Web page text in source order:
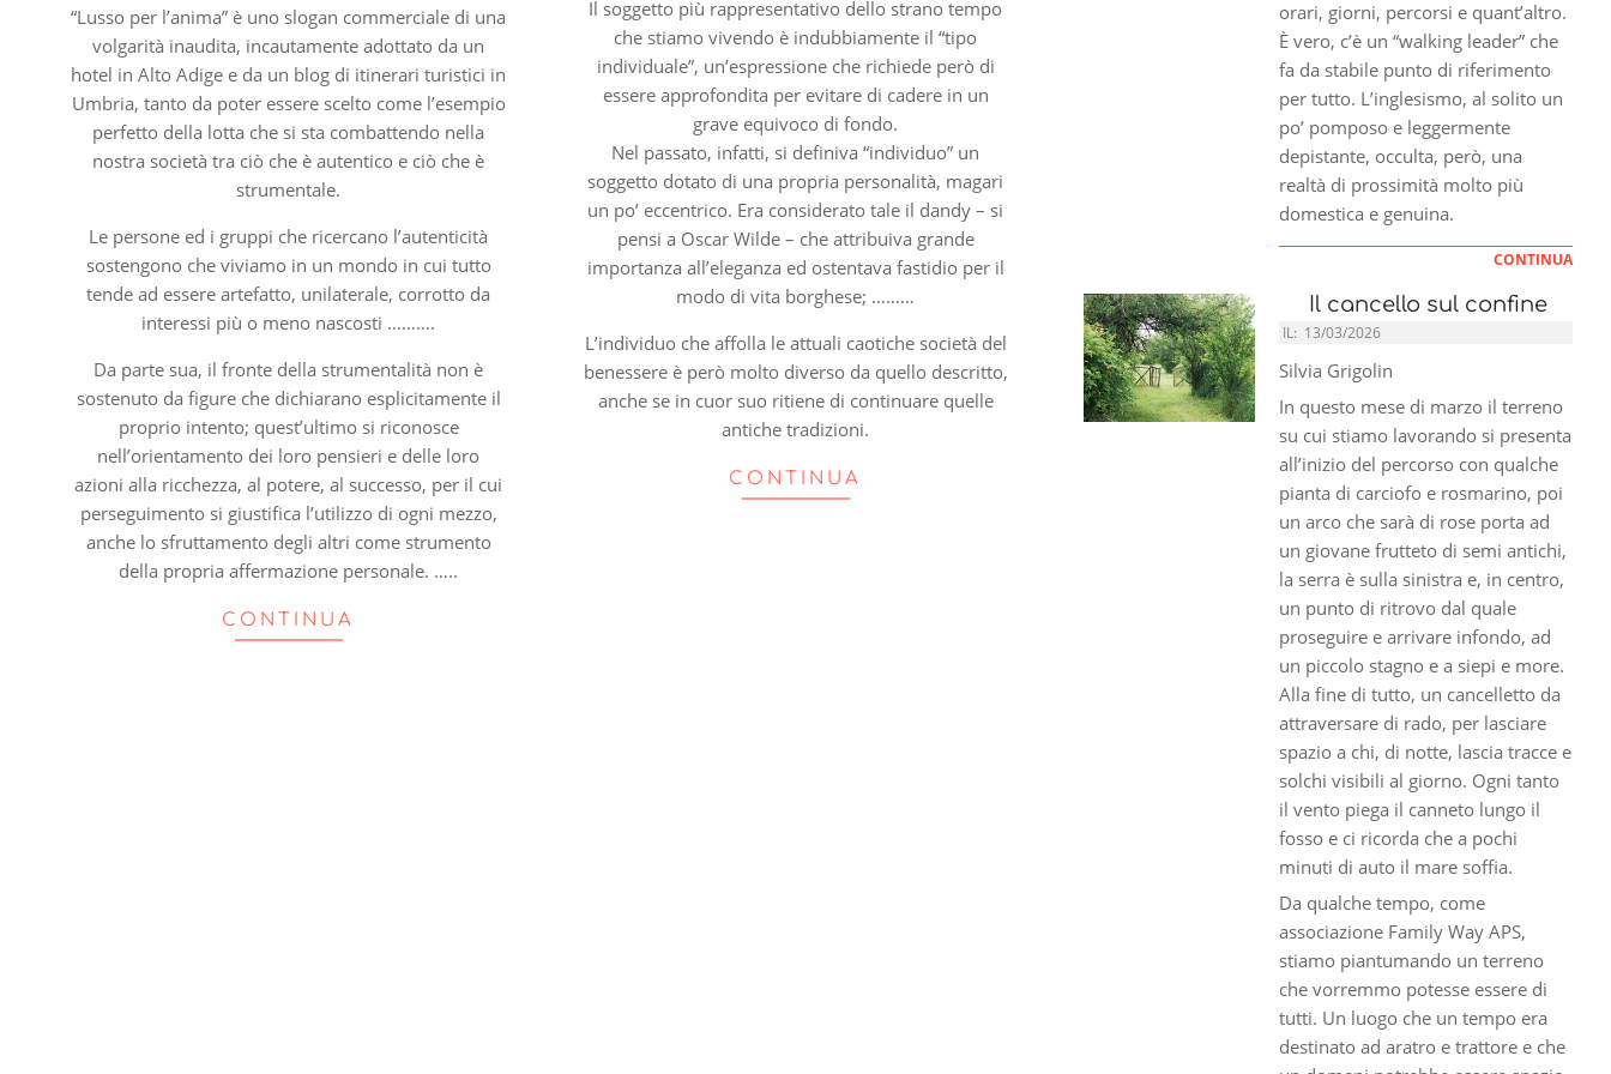
“Lusso per l’anima” è uno slogan commerciale di una
volgarità inaudita, incautamente adottato da un
hotel in Alto Adige e da un blog di itinerari turistici in
Umbria, tanto da poter essere scelto come l’esempio
perfetto della lotta che si sta combattendo nella
nostra società tra ciò che è autentico e ciò che è
strumentale.
Le persone ed i gruppi che ricercano l’autenticità
sostengono che viviamo in un mondo in cui tutto
tende ad essere artefatto, unilaterale, corrotto da
interessi più o meno nascosti ……….
Da parte sua, il fronte della strumentalità non è
sostenuto da figure che dichiarano esplicitamente il
proprio intento; quest’ultimo si riconosce
nell’orientamento dei loro pensieri e delle loro
azioni alla ricchezza, al potere, al successo, per il cui
perseguimento si giustifica l’utilizzo di ogni mezzo,
anche lo sfruttamento degli altri come strumento
della propria affermazione personale. …..
CONTINUA
Il soggetto più rappresentativo dello strano tempo
che stiamo vivendo è indubbiamente il “tipo
individuale”, un’espressione che richiede però di
essere approfondita per evitare di cadere in un
grave equivoco di fondo.
Nel passato, infatti, si definiva “individuo” un
soggetto dotato di una propria personalità, magari
un po’ eccentrico. Era considerato tale il dandy – si
pensi a Oscar Wilde – che attribuiva grande
importanza all’eleganza ed ostentava fastidio per il
modo di vita borghese; ………
L’individuo che affolla le attuali caotiche società del
benessere è però molto diverso da quello descritto,
anche se in cuor suo ritiene di continuare quelle
antiche tradizioni.
CONTINUA
orari, giorni, percorsi e quant’altro.
È vero, c’è un “walking leader” che
fa da stabile punto di riferimento
per tutto. L’inglesismo, al solito un
po’ pomposo e leggermente
depistante, occulta, però, una
realtà di prossimità molto più
domestica e genuina.
CONTINUA
Il cancello sul confine
IL: 13/03/2026
Silvia Grigolin
In questo mese di marzo il terreno
su cui stiamo lavorando si presenta
all’inizio del percorso con qualche
pianta di carciofo e rosmarino, poi
un arco che sarà di rose porta ad
un giovane frutteto di semi antichi,
la serra è sulla sinistra e, in centro,
un punto di ritrovo dal quale
proseguire e arrivare infondo, ad
un piccolo stagno e a siepi e more.
Alla fine di tutto, un cancelletto da
attraversare di rado, per lasciare
spazio a chi, di notte, lascia tracce e
solchi visibili al giorno. Ogni tanto
il vento piega il canneto lungo il
fosso e ci ricorda che a pochi
minuti di auto il mare soffia.
Da qualche tempo, come
associazione Family Way APS,
stiamo piantumando un terreno
che vorremmo potesse essere di
tutti. Un luogo che un tempo era
destinato ad aratro e trattore e che